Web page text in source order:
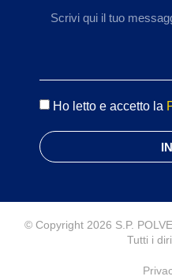
Ho letto e accetto la
© Copyright 2026 S.P.
Tutti i